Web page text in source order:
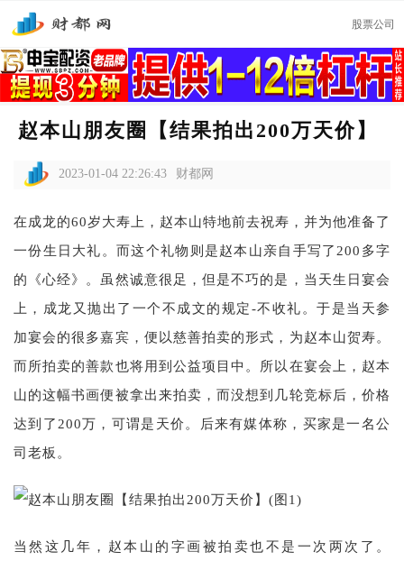
股票公司
赵本山朋友圈【结果拍出200万天价】
2023-01-04 22:26:43 财都网
在成龙的60岁大寿上，赵本山特地前去祝寿，并为他准备了
一份生日大礼。而这个礼物则是赵本山亲自手写了200多字
的《心经》。虽然诚意很足，但是不巧的是，当天生日宴会
上，成龙又抛出了一个不成文的规定-不收礼。于是当天参
加宴会的很多嘉宾，便以慈善拍卖的形式，为赵本山贺寿。
而所拍卖的善款也将用到公益项目中。所以在宴会上，赵本
山的这幅书画便被拿出来拍卖，而没想到几轮竞标后，价格
达到了200万，可谓是天价。后来有媒体称，买家是一名公
司老板。
当然这几年，赵本山的字画被拍卖也不是一次两次了。